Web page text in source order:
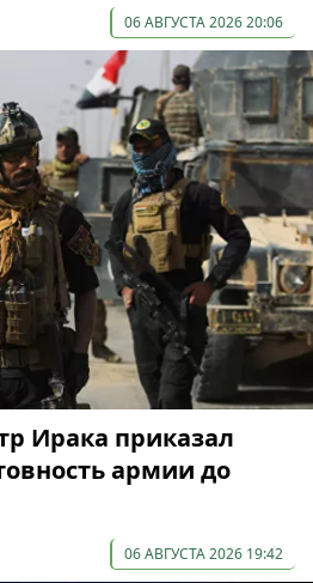
06 АВГУСТА 2026 20:06
Ирака приказал
армии до
06 АВГУСТА 2026 19:42